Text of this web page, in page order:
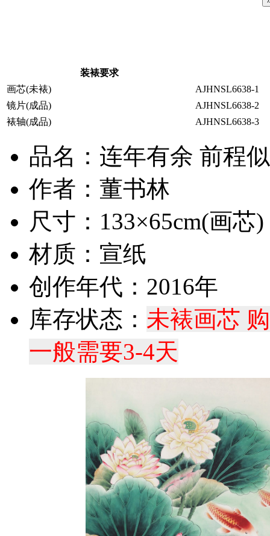
装裱要求
画芯(未裱)
AJHNSL6638-1
镜片(成品)
AJHNSL6638-2
裱轴(成品)
AJHNSL6638-3
品名：连年有余 前程
作者：董书林
尺寸：133×65cm(画芯)
材质：宣纸
创作年代：2016年
库存状态： 未裱画芯
一般需要3-4天